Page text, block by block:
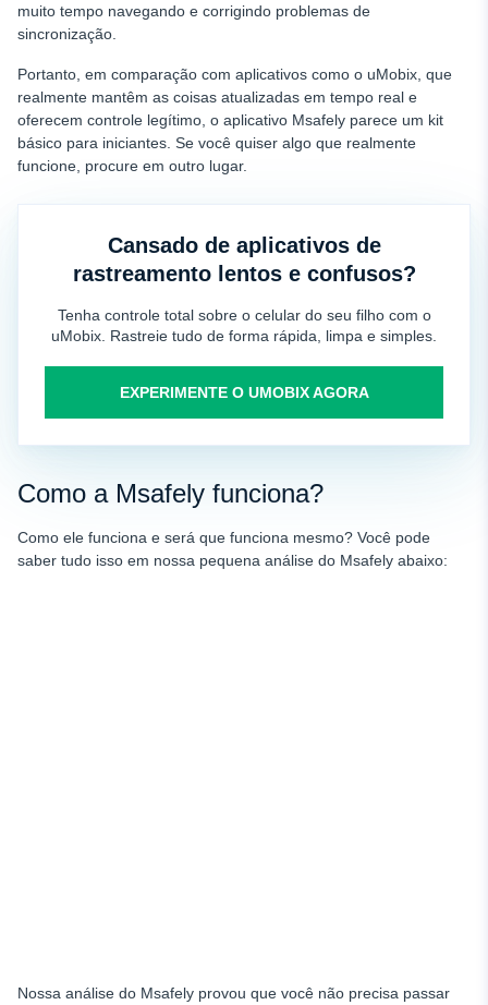
muito tempo navegando e corrigindo problemas de
sincronização.
Portanto, em comparação com aplicativos como o uMobix, que
realmente mantêm as coisas atualizadas em tempo real e
oferecem controle legítimo, o aplicativo Msafely parece um kit
básico para iniciantes. Se você quiser algo que realmente
funcione, procure em outro lugar.
Cansado de aplicativos de
rastreamento lentos e confusos?
Tenha controle total sobre o celular do seu filho com o
uMobix. Rastreie tudo de forma rápida, limpa e simples.
EXPERIMENTE O UMOBIX AGORA
Como a Msafely funciona?
Como ele funciona e será que funciona mesmo? Você pode
saber tudo isso em nossa pequena análise do Msafely abaixo:
Nossa análise do Msafely provou que você não precisa passar